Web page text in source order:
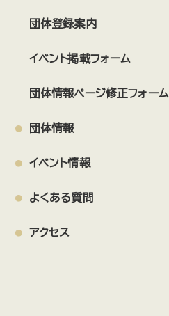
団体登録案内
イベント掲載フォーム
団体情報ページ修正フォーム
団体情報
イベント情報
よくある質問
アクセス